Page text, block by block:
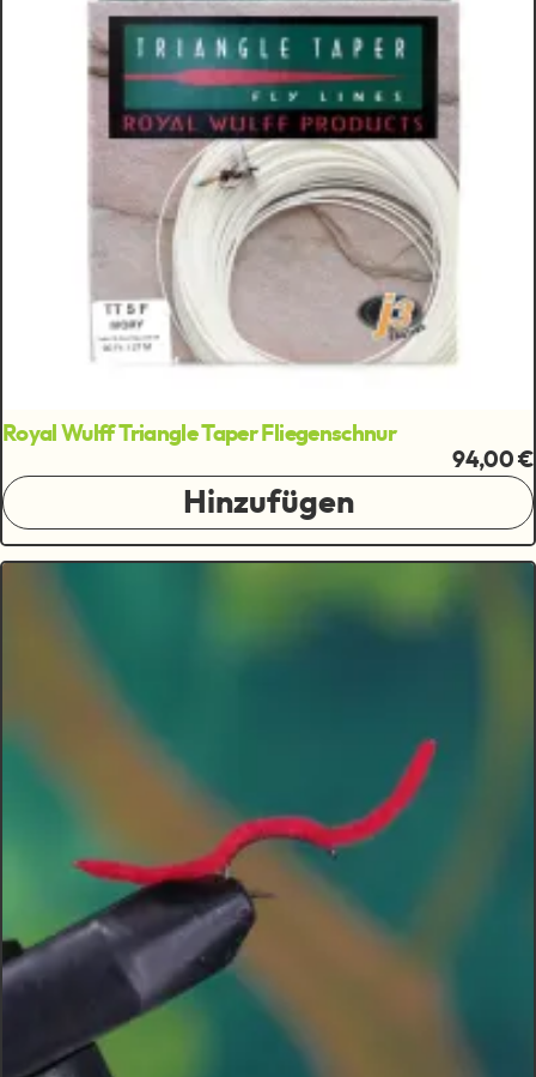
Royal Wulff Triangle Taper Fliegenschnur
94,00 €
Hinzufügen